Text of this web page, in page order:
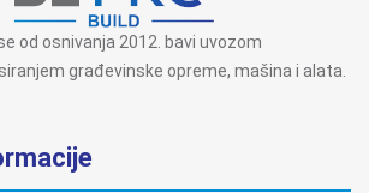
se od osnivanja 2012. bavi uvozom
građevinske opreme, mašina i alata.